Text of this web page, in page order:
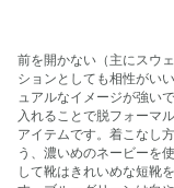
前を開かない（主にスウ
ションとしても相性がい
ュアルなイメージが強い
入れることで脱フォーマ
アイテムです。着こなし
う、濃いめのネービーを
して靴はきれいめな短靴